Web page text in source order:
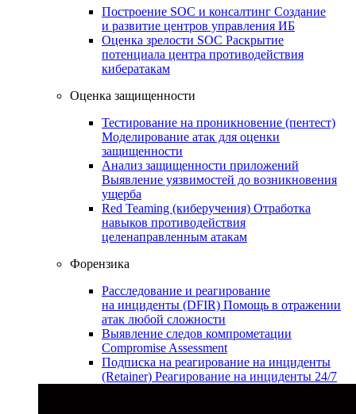
Построение SOC и консалтинг Создание
и развитие центров управления ИБ
Оценка зрелости SOC Раскрытие
потенциала центра противодействия
кибератакам
Оценка защищенности
Тестирование на проникновение (пентест)
Моделирование атак для оценки
защищенности
Анализ защищенности приложений
Выявление уязвимостей до возникновения
ущерба
Red Teaming (киберучения) Отработка
навыков противодействия
целенаправленным атакам
Форензика
Расследование и реагирование
на инциденты (DFIR) Помощь в отражении
атак любой сложности
Выявление следов компрометации
Compromise Assessment
Подписка на реагирование на инциденты
(Retainer) Реагирование на инциденты 24/7